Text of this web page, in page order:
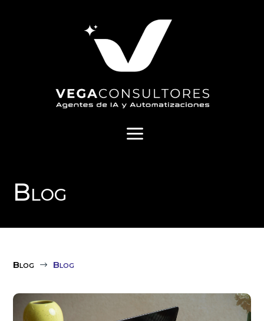
a
Blog
Blog $ Blog